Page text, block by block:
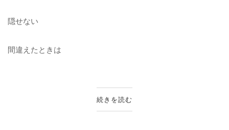
隠せない
間違えたときは
続きを読む